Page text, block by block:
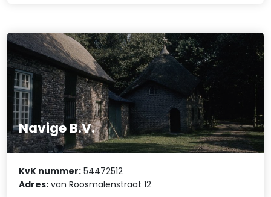
Navige B.V.
KvK nummer: 54472512
Adres: van Roosmalenstraat 12